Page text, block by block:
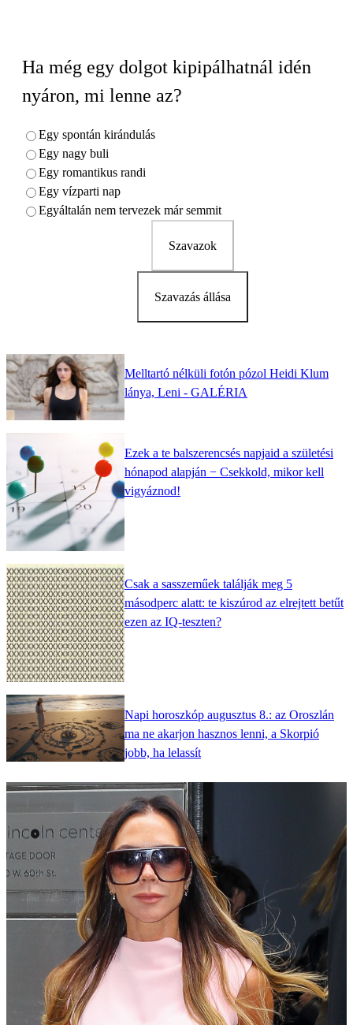
Ha még egy dolgot kipipálhatnál idén
nyáron, mi lenne az?
Egy spontán kirándulás
Egy nagy buli
Egy romantikus randi
Egy vízparti nap
Egyáltalán nem tervezek már semmit
Szavazok
Szavazás állása
Melltartó nélküli fotón pózol Heidi Klum
lánya, Leni - GALÉRIA
Ezek a te balszerencsés napjaid a születési
hónapod alapján − Csekkold, mikor kell
vigyáznod!
Csak a sasszeműek találják meg 5
másodperc alatt: te kiszúrod az elrejtett betűt
ezen az IQ-teszten?
Napi horoszkóp augusztus 8.: az Oroszlán
ma ne akarjon hasznos lenni, a Skorpió
jobb, ha lelassít